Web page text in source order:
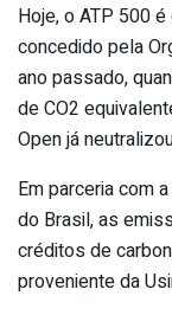
Hoje, o ATP 500
concedido pela
ano passado,
de CO2
Open já
Em parceria com
do Brasil, as
créditos de
proveniente da